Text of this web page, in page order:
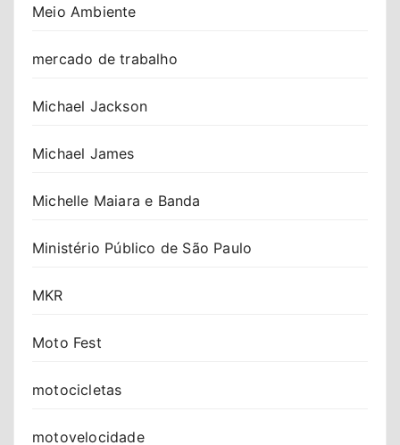
Meio Ambiente
mercado de trabalho
Michael Jackson
Michael James
Michelle Maiara e Banda
Ministério Público de São Paulo
MKR
Moto Fest
motocicletas
motovelocidade